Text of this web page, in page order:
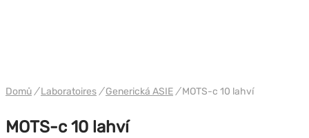
Domů / Laboratoires / Generická ASIE /MOTS-c 10 lahví
MOTS-c 10 lahví